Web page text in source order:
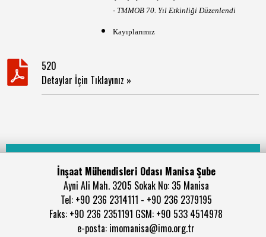
- TMMOB 70. Yıl Etkinliği Düzenlendi
Kayıplarımız
520
Detaylar İçin Tıklayınız »
İnşaat Mühendisleri Odası Manisa Şube
Ayni Ali Mah. 3205 Sokak No: 35 Manisa
Tel: +90 236 2314111 - +90 236 2379195
Faks: +90 236 2351191 GSM: +90 533 4514978
e-posta: imomanisa@imo.org.tr